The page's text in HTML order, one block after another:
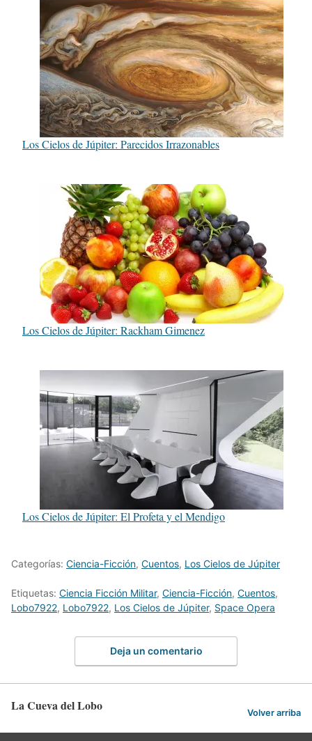
Los Cielos de Júpiter: Parecidos Irrazonables
Los Cielos de Júpiter: Rackham Gimenez
Los Cielos de Júpiter: El Profeta y el Mendigo
Categorías: Ciencia-Ficción, Cuentos, Los Cielos de Júpiter
Etiquetas: Ciencia Ficción Militar, Ciencia-Ficción, Cuentos,
Lobo7922, Lobo7922, Los Cielos de Júpiter, Space Opera
Deja un comentario
La Cueva del Lobo Volver arriba